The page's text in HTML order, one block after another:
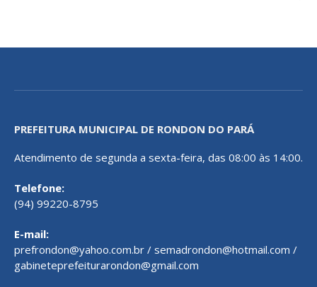
PREFEITURA MUNICIPAL DE RONDON DO PARÁ
Atendimento de segunda a sexta-feira, das 08:00 às 14:00.
Telefone:
(94) 99220-8795
E-mail:
prefrondon@yahoo.com.br / semadrondon@hotmail.com /
gabineteprefeiturarondon@gmail.com